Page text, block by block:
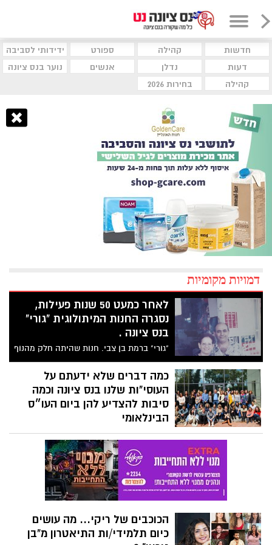
חדשות קהילה ספורט
ידידותי לסביבה
דעות
נדלן אנשים
נוער בנס ציונה
קהילה
בחירות 2026
דמויות מקומיות
לאחר כמעט 50 שנות פעילות,
נסגרה החנות המיתולוגית "גורי"
בנס ציונה .
"גורי" ברמת בן צבי. חנות שהיתה חלק מהנוף
של נס ציונה מ 1976. כל תושבי נס ציונה של
אותן השנים הכירו את החנות שהיה בה
הכל...וגם סניף דואר במרבית השנים. אושרת
נטי בוארון שוחחה עם עופרה עמית, אלמנתו
של גורי, המייסד שעל שמו נקראה החנות בפי
כל.
כמה דברים שלא ידעתם על
העוסי"ות שלנו בנס ציונה וכמה
סיבות להצדיע להן ביום העו״ס
הבינלאומי
לרגל יום העו״ס הבינלאומי שצויין היום, קבלו
מעט נתונים על אגף הרווחה בעיריית נס ציונה
וצוותו ואולי תנצלו את ההזדמנות הראשונה
להגיד להן.ם תודה. על הליווי, הדאגה,
האיכפתיות, המעורבות. על זה שהם.ן תמיד
שם כשצריך ועל התרומה וההשפעה שלהם.ן -
בשנה !
הכוכבים של ריקי... מה עושים
כיום תלמידי/ות התיאטרון מ"בן